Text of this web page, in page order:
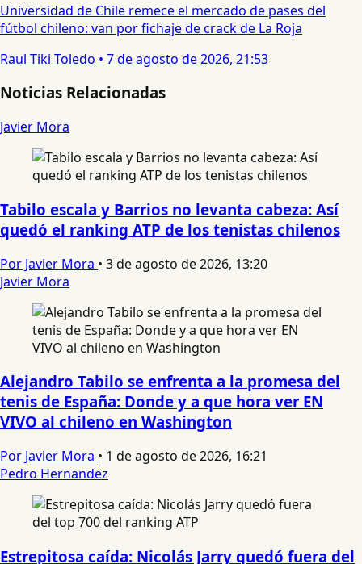
Universidad de Chile remece el mercado de pases del
fútbol chileno: van por fichaje de crack de La Roja
Raul Tiki Toledo • 7 de agosto de 2026, 21:53
Noticias Relacionadas
Javier Mora
Tabilo escala y Barrios no levanta cabeza: Así
quedó el ranking ATP de los tenistas chilenos
Por Javier Mora • 3 de agosto de 2026, 13:20
Javier Mora
Alejandro Tabilo se enfrenta a la promesa del
tenis de España: Donde y a que hora ver EN
VIVO al chileno en Washington
Por Javier Mora • 1 de agosto de 2026, 16:21
Pedro Hernandez
Estrepitosa caída: Nicolás Jarry quedó fuera del